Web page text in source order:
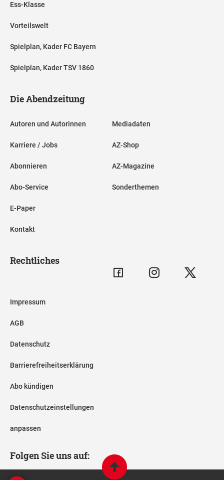
Ess-Klasse
Vorteilswelt
Spielplan, Kader FC Bayern
Spielplan, Kader TSV 1860
Die Abendzeitung
Autoren und Autorinnen
Karriere / Jobs
Abonnieren
Abo-Service
E-Paper
Kontakt
Mediadaten
AZ-Shop
AZ-Magazine
Sonderthemen
Rechtliches
Impressum
AGB
Datenschutz
Barrierefreiheitserklärung
Abo kündigen
Datenschutzeinstellungen
anpassen
Folgen Sie uns auf: